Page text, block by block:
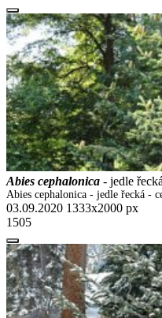
Abies cephalonica - jedle
Abies cephalonica - jedle řecká -
03.09.2020 1333x2000 px
1505